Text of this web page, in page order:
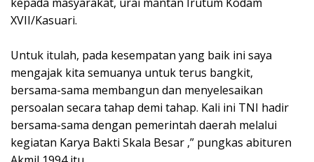
XVII/Kasuari.
Untuk itulah, pada kesempatan yang baik ini saya
mengajak kita semuanya untuk terus bangkit,
bersama-sama membangun dan menyelesaikan
persoalan secara tahap demi tahap. Kali ini TNI hadir
bersama-sama dengan pemerintah daerah melalui
kegiatan Karya Bakti Skala Besar ,” pungkas abituren